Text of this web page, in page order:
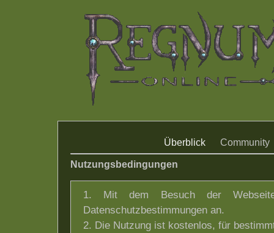
Überblick Community
Nutzungsbedingungen
1. Mit dem Besuch der
Datenschutzbestimmungen an.
2. Die Nutzung ist kostenlos, für